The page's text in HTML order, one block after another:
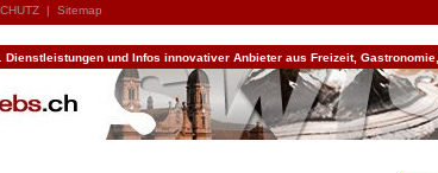
| Sitemap
und Infos innovativer Anbieter aus Freizeit,